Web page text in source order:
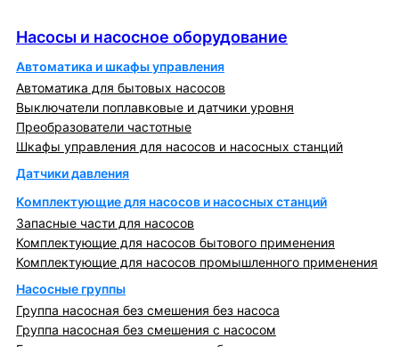
Насосы и насосное оборудование
Автоматика и шкафы управления
Автоматика для бытовых насосов
Выключатели поплавковые и датчики уровня
Преобразователи частотные
Шкафы управления для насосов и насосных станций
Датчики давления
Комплектующие для насосов и насосных станций
Запасные части для насосов
Комплектующие для насосов бытового применения
Комплектующие для насосов промышленного применения
Насосные группы
Группа насосная без смешения без насоса
Группа насосная без смешения с насосом